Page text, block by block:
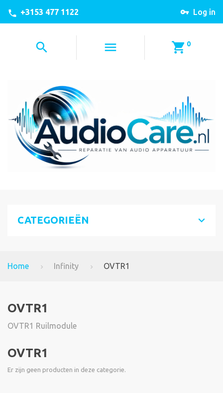
Log in
+3153 477 1122
0
CATEGORIEËN
Home Infinity OVTR1
OVTR1
OVTR1 Ruilmodule
OVTR1
Er zijn geen producten in deze categorie.